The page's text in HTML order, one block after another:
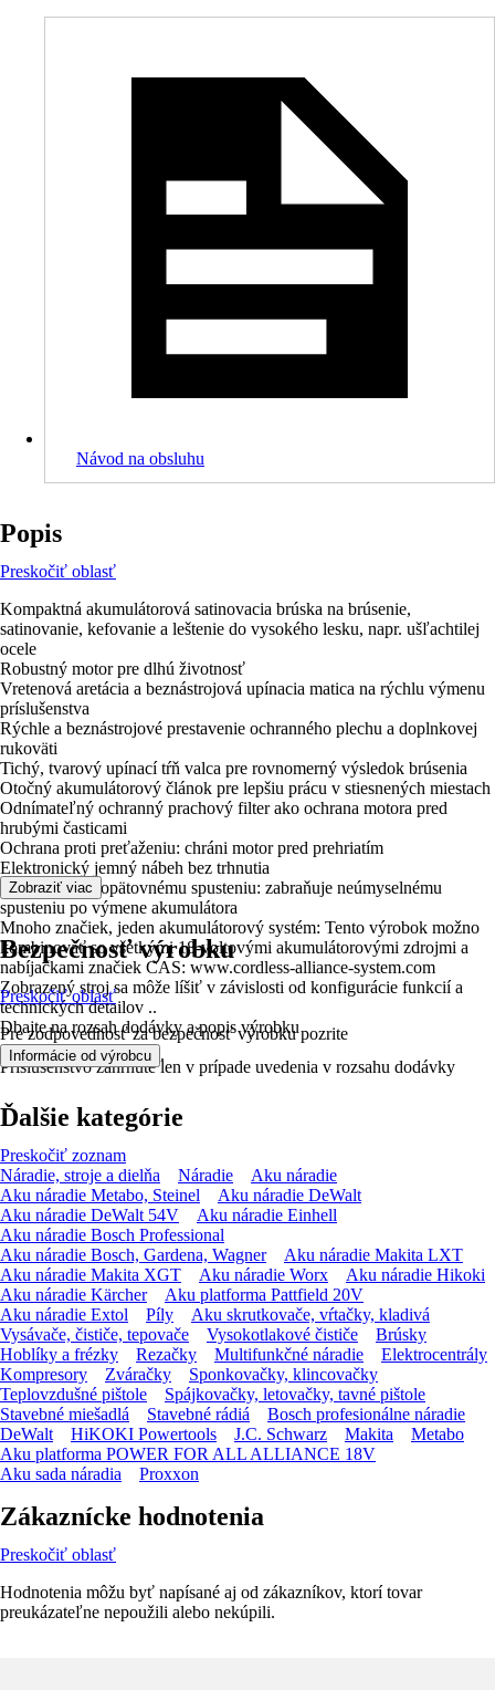
Návod na obsluhu
Popis
Preskočiť oblasť
Kompaktná akumulátorová satinovacia brúska na brúsenie,
satinovanie, kefovanie a leštenie do vysokého lesku, napr. ušľachtilej
ocele
Robustný motor pre dlhú životnosť
Vretenová aretácia a beznástrojová upínacia matica na rýchlu výmenu
príslušenstva
Rýchle a beznástrojové prestavenie ochranného plechu a doplnkovej
rukoväti
Tichý, tvarový upínací tŕň valca pre rovnomerný výsledok brúsenia
Otočný akumulátorový článok pre lepšiu prácu v stiesnených miestach
Odnímateľný ochranný prachový filter ako ochrana motora pred
hrubými časticami
Ochrana proti preťaženiu: chráni motor pred prehriatím
Elektronický jemný nábeh bez trhnutia
Ochrana proti opätovnému spusteniu: zabraňuje neúmyselnému
spusteniu po výmene akumulátora
Mnoho značiek, jeden akumulátorový systém: Tento výrobok možno
kombinovať so všetkými 18-voltovými akumulátorovými zdrojmi a
nabíjačkami značiek CAS: www.cordless-alliance-system.com
Zobrazený stroj sa môže líšiť v závislosti od konfigurácie funkcií a
technických detailov ..
Dbajte na rozsah dodávky a popis výrobku
Príslušenstvo zahrnuté len v prípade uvedenia v rozsahu dodávky
Zobraziť viac
Bezpečnosť výrobku
Preskočiť oblasť
Pre zodpovednosť za bezpečnosť výrobku pozrite
Informácie od výrobcu .
Ďalšie kategórie
Preskočiť zoznam
Náradie, stroje a dielňa
Náradie
Aku náradie
Aku náradie Metabo, Steinel
Aku náradie DeWalt
Aku náradie DeWalt 54V
Aku náradie Einhell
Aku náradie Bosch Professional
Aku náradie Bosch, Gardena, Wagner
Aku náradie Makita LXT
Aku náradie Makita XGT
Aku náradie Worx
Aku náradie Hikoki
Aku náradie Kärcher
Aku platforma Pattfield 20V
Aku náradie Extol
Píly
Aku skrutkovače, vŕtačky, kladivá
Vysávače, čističe, tepovače
Vysokotlakové čističe
Brúsky
Hoblíky a frézky
Rezačky Multifunkčné náradie
Elektrocentrály
Kompresory
Zváračky
Sponkovačky, klincovačky
Teplovzdušné pištole
Spájkovačky, letovačky, tavné pištole
Stavebné miešadlá
Stavebné rádiá
Bosch profesionálne náradie
DeWalt
HiKOKI Powertools J.C. Schwarz Makita
Metabo
Aku platforma POWER FOR ALL ALLIANCE 18V
Aku sada náradia
Proxxon
Zákaznícke hodnotenia
Preskočiť oblasť
Hodnotenia môžu byť napísané aj od zákazníkov, ktorí tovar
preukázateľne nepoužili alebo nekúpili.